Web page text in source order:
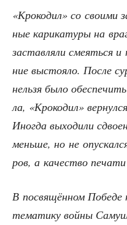
«Кро­ко­дил» со сво­и­ми
ные кари­ка­ту­ры на
застав­ля­ли сме­ять­ся
ние высто­я­ло. После
нель­зя было
ла, «Кро­ко­дил»
Ино­гда выхо­ди­ли
мень­ше, но не
ров, а каче­ство
В посвя­щён­ном Побе­де
тема­ти­ку вой­ны